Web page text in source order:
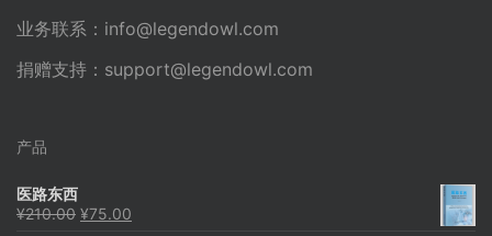
业务联系： info@legendowl.com
捐赠支持： support@legendowl.com
产品
医路东西
¥210.00 原
¥75.00